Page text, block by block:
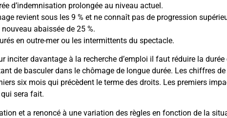
d’indemnisation prolongée au niveau actuel.
revient sous les 9 % et ne connaît pas de progression
abaissée de 25 %.
en outre-mer ou les intermittents du spectacle.
inciter davantage à la recherche d’emploi il faut réduire la
de basculer dans le chômage de longue durée. Les chiffres de
six mois qui précèdent le terme des droits. Les premiers
sera fait.
et a renoncé à une variation des règles en fonction de la